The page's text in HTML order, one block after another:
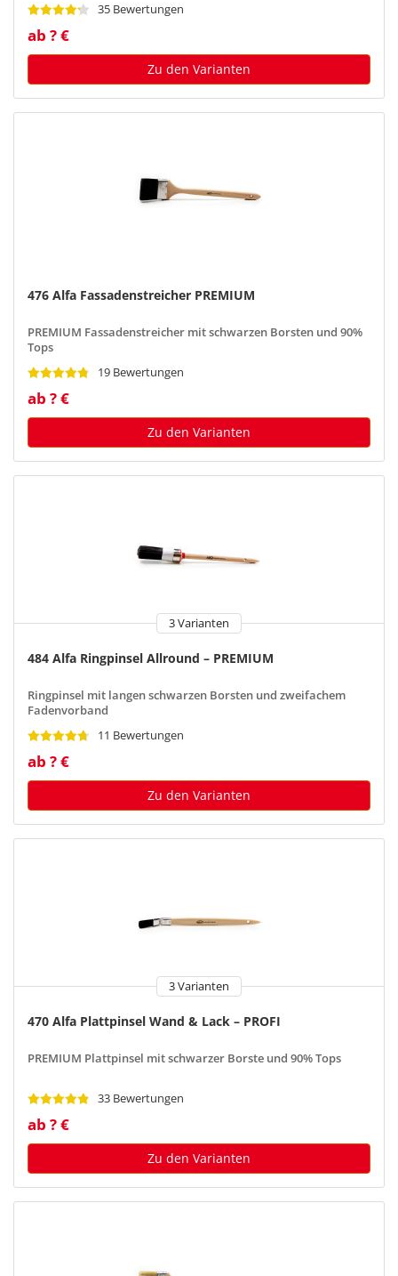
35 Bewertungen
ab ? €
Zu den Varianten
476 Alfa Fassadenstreicher PREMIUM
PREMIUM Fassadenstreicher mit schwarzen Borsten und 90%
Tops
19 Bewertungen
ab ? €
Zu den Varianten
3 Varianten
484 Alfa Ringpinsel Allround – PREMIUM
Ringpinsel mit langen schwarzen Borsten und zweifachem
Fadenvorband
11 Bewertungen
ab ? €
Zu den Varianten
3 Varianten
470 Alfa Plattpinsel Wand & Lack – PROFI
PREMIUM Plattpinsel mit schwarzer Borste und 90% Tops
33 Bewertungen
ab ? €
Zu den Varianten